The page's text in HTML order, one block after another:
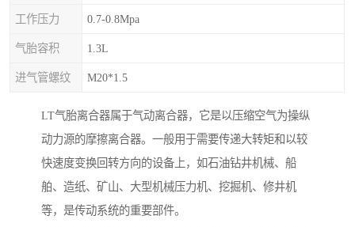
工作压力 0.7-0.8Mpa
气胎容积 1.3L
进气管螺纹 M20*1.5
LT气胎离合器属于气动离合器，它是以压缩空气为操纵
动力源的摩擦离合器。一般用于需要传递大转矩和以较
快速度变换回转方向的设备上，如石油钻井机械、船
舶、造纸、矿山、大型机械压力机、挖掘机、修井机
等，是传动系统的重要部件。